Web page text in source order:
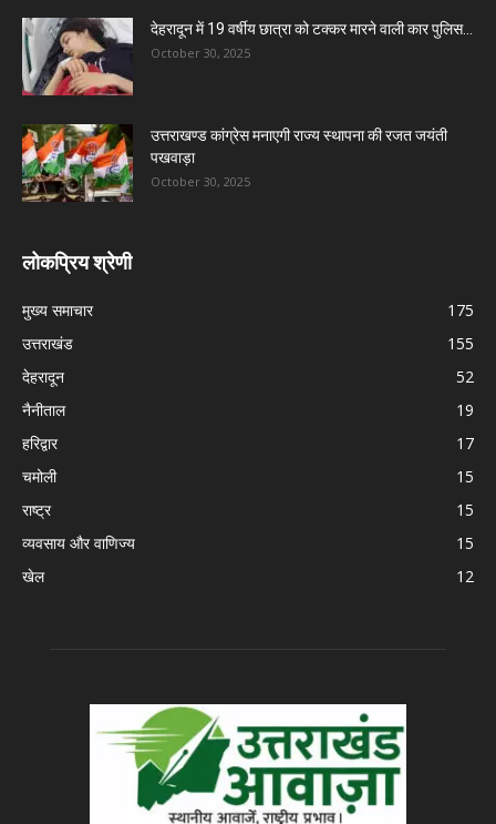
देहरादून में 19 वर्षीय छात्रा को टक्कर मारने वाली कार पुलिस...
October 30, 2025
उत्तराखण्ड कांग्रेस मनाएगी राज्य स्थापना की रजत जयंती
पखवाड़ा
October 30, 2025
लोकप्रिय श्रेणी
मुख्य समाचार
175
उत्तराखंड
155
देहरादून
52
नैनीताल
19
हरिद्वार
17
चमोली
15
राष्ट्र
15
व्यवसाय और वाणिज्य
15
खेल
12